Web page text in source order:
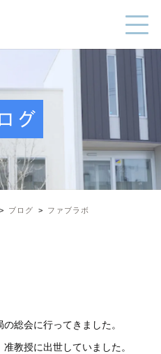
グ
ブログ ファブラボ
総会に行ってきました。
教授に出世していました。